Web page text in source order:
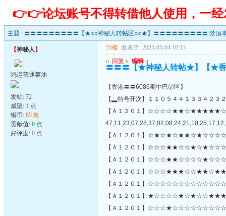
👉👉论坛账号不得转借他人使用，一
主题 : 〓〓〓〓〓〓〓〓〓【★○○神秘人转帖区○○★】〓〓〓〓〓〓〓〓〓 禁顶
【神秘人 】
鸿运普通菜油
发帖: 72
威望: 1 点
铜币: 85 枚
贡献值: 0 点
好评度: 0 点
55楼 发表于: 2025-05-04 16:13
u 回复 u 编辑 u
〓〓〓【★神秘人转帖★】【★
【香港〓〓6086期中巴⑦区】
【▂特号开次】１１０５４４１３３４２３
【Ａ１２０１】
【Ａ１２０１】
【Ａ１２０１】
【Ａ１２０１】
【Ａ１２０１】
【Ａ１２０１】
【Ａ１２０１】
【Ａ１２０１】